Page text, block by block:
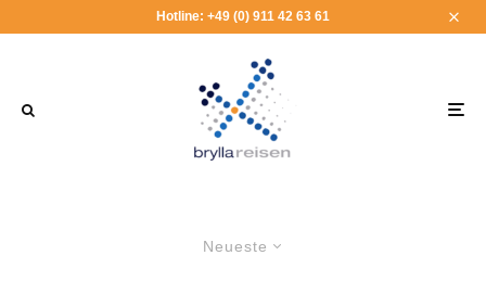
Hotline: +49 (0) 911 42 63 61
Neueste